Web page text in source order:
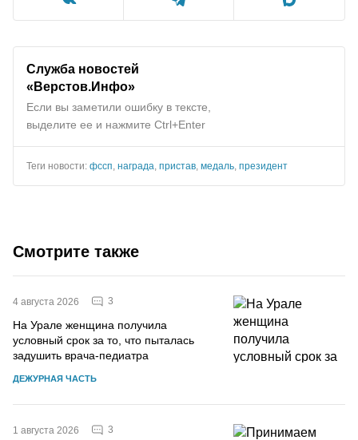
Служба новостей
«Верстов.Инфо»
Если вы заметили ошибку в тексте,
выделите ее и нажмите Ctrl+Enter
Теги новости: фссп награда пристав медаль президент
Смотрите также
4 августа 2026 3
На Урале женщина получила
условный срок за то, что пыталась
задушить врача-педиатра
ДЕЖУРНАЯ ЧАСТЬ
1 августа 2026 3